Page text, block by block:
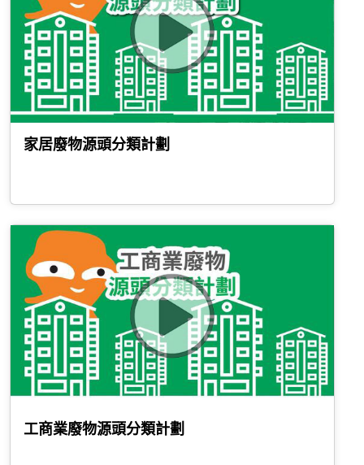
家居廢物源頭分類計劃
工商業廢物源頭分類計劃